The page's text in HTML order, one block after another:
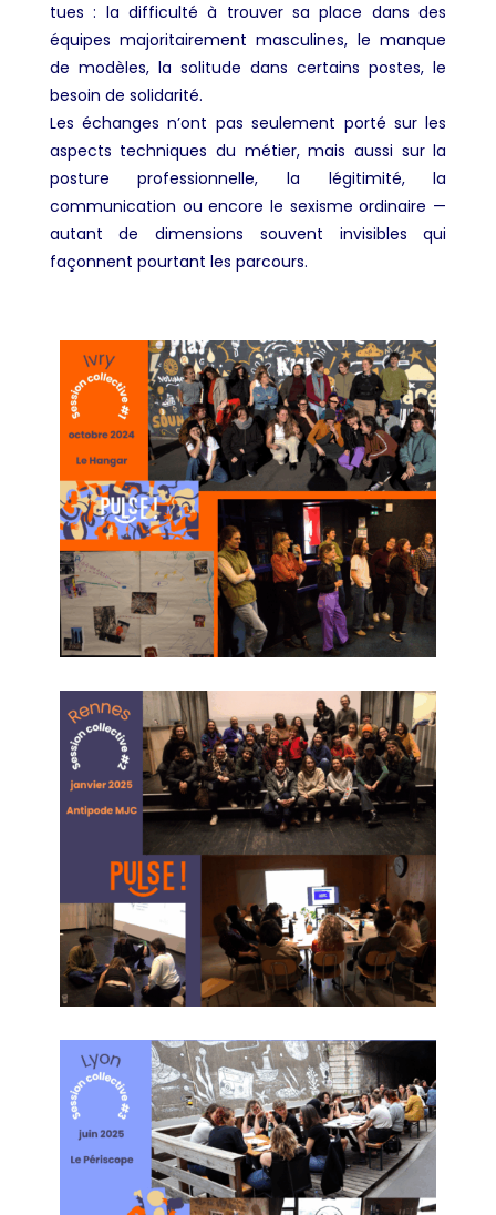
tues : la difficulté à trouver sa place dans des
équipes majoritairement masculines, le manque
de modèles, la solitude dans certains postes, le
besoin de solidarité.
Les échanges n’ont pas seulement porté sur les
aspects techniques du métier, mais aussi sur la
posture professionnelle, la légitimité, la
communication ou encore le sexisme ordinaire —
autant de dimensions souvent invisibles qui
façonnent pourtant les parcours.